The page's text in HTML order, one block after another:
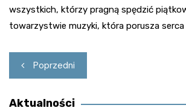
wszystkich, którzy pragną spędzić
towarzystwie muzyki, która porusza serca
Nawigacja
wpisu
Poprzedni
Aktualności